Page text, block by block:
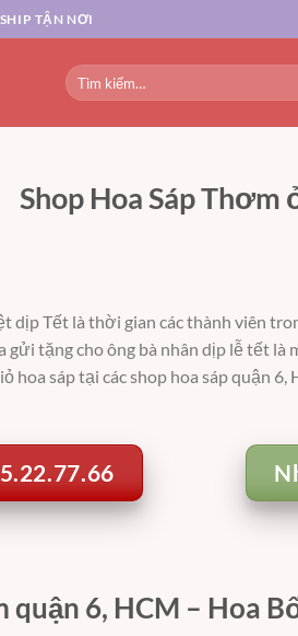
TẬN NƠI
Tìm
kiếm:
Shop Hoa Sáp Thơm
dịp Tết là thời gian các thành viên
gửi tặng cho ông bà nhân dịp lễ tết
hoa sáp tại cácshop hoa sáp quận 6,
quận 6, HCM – Hoa